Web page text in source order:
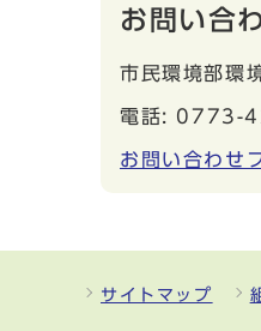
お問い合
市民環境部環
電話: 0773-
お問い合わせ
サイトマップ